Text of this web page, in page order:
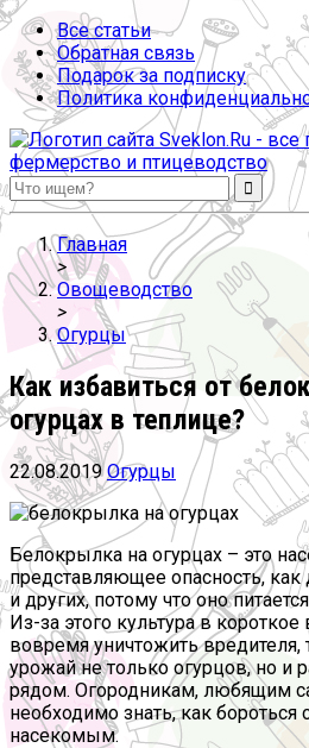
Все статьи
Обратная связь
Подарок за подписку
Политика
Sveklon.Ru – все про сад, огород,
Главная
>
Овощеводство
>
Огурцы
Как избавиться от
огурцах в теплице?
22.08.2019 Огурцы
Белокрылка на огурцах – это
представляющее опасность, как
и других, потому что оно
Из-за этого культура в
вовремя уничтожить
урожай не только огурцов, но и
рядом. Огородникам, любящим
необходимо знать, как
насекомым.